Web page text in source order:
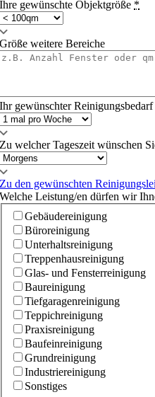
Ihre gewünschte Objektgröße *
Größe weitere Bereiche
Ihr gewünschter Reinigungsbedarf
Zu welcher Tageszeit wünschen
Zu den gewünschten
Welche Leistung/en dürfen wir
Gebäudereinigung
Büroreinigung
Unterhaltsreinigung
Treppenhausreinigung
Glas- und Fensterreinigung
Baureinigung
Tiefgaragenreinigung
Teppichreinigung
Praxisreinigung
Baufeinreinigung
Grundreinigung
Industriereinigung
Sonstiges